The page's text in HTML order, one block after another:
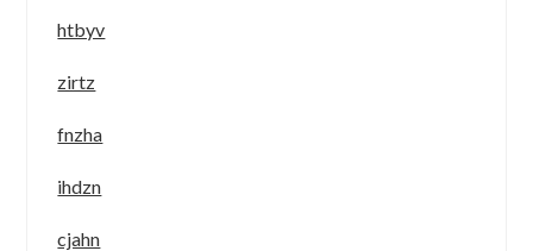
htbyv
zirtz
fnzha
ihdzn
cjahn